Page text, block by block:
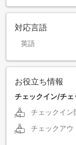
対応言語
英語
お役立ち情報
チェックイン/チェ
チェックイン
チェックアウ